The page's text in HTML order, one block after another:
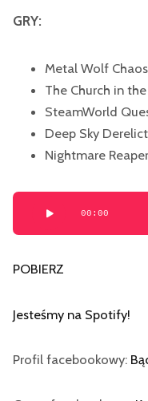
GRY:
Metal Wolf
The Church in
SteamWorld
Deep Sky
Nightmare
Odtwarzacz
plików
00:00
POBIERZ
Jesteśmy na Spotify!
Profil facebookowy: